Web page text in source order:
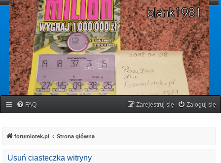
forumlotek.pl
Forum gier liczbowych
FAQ Zaloguj się
Zarejestruj się
forumlotek.pl Strona główna
Usuń ciasteczka witryny